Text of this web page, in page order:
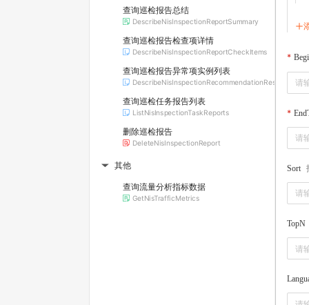
查询巡检报告总结
DescribeNisInspectionReportSummary
查询巡检报告检查项详情
DescribeNisInspectionReportCheckItems
查询巡检报告异常项实例列表
DescribeNisInspectionRecommendationResources
查询巡检任务报告列表
ListNisInspectionTaskReports
删除巡检报告
DeleteNisInspectionReport
▶ 其他
查询流量分析指标数据
GetNisTrafficMetrics
Sort
TopN